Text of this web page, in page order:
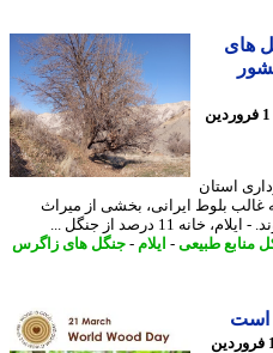
های
- جمعه 1 فروردین
استان
بلوط ایرانی، بخشی از میراث
از جنگل ...
طبیعی-ایلام -جنگل های زاگرس
1 فروردین